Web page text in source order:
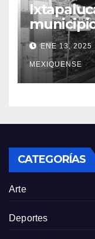
tarifas
agua
ENE 13, 2025
MEXIQUENSE
CATEGORÍAS
Arte
Deportes